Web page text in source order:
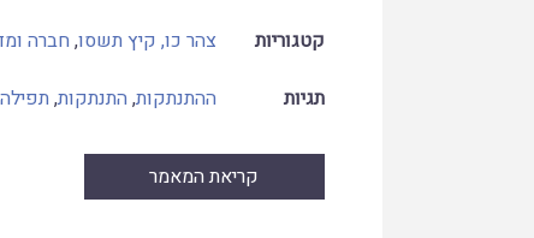
קטגוריות
צהר כו, קיץ תשסו, חברה
תגיות
ההתנתקות, התנתקות, תפילה
קריאת המאמר